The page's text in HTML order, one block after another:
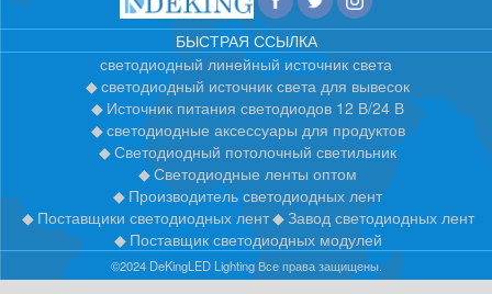
БЫСТРАЯ ССЫЛКА
светодиодный линейный источник света
светодиодный источник света для вывесок
Источник питания светодиодов 12 В/24 В
светодиодные аксессуары для продуктов
Светодиодный потолочный светильник
Светодиодные ленты оптом
Производитель светодиодных лент
Поставщики светодиодных лент
Завод светодиодных лент
Поставщик светодиодных модулей
©2024 DeKingLED Lighting Все права защищены.